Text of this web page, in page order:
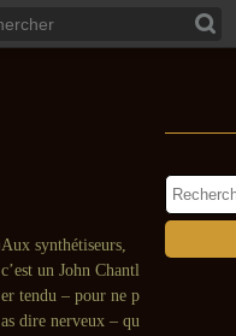
Aux synthétiseurs,
c’est un John Chantl
er tendu – pour ne p
as dire nerveux – qu